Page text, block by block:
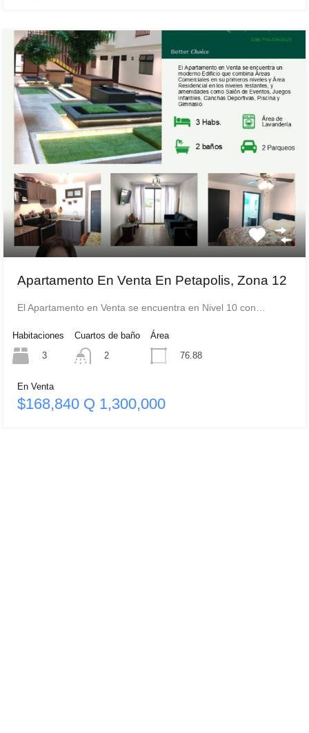
Apartamento En Venta En Petapolis, Zona 12
El Apartamento en Venta se encuentra en Nivel 10 con…
Habitaciones
3
Cuartos de baño
2
Área
76.88
En Venta
$168,840 Q 1,300,000